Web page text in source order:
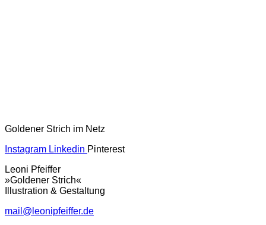
Goldener Strich im Netz
Instagram Linkedin Pinterest
Leoni Pfeiffer
»Goldener Strich«
Illustration & Gestaltung
mail@leonipfeiffer.de